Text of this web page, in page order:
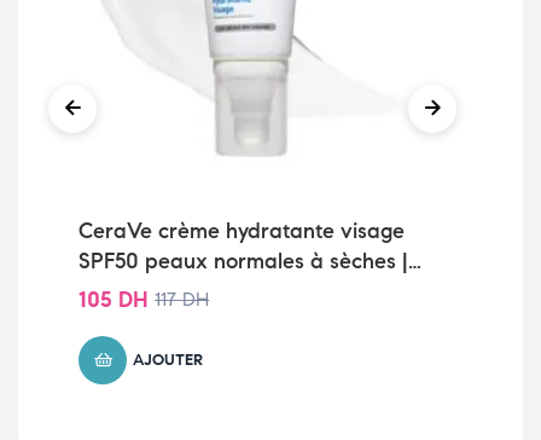
CeraVe crème hydratante visage
SPF50 peaux normales à sèches |
52ml
117DH
105 DH
AJOUTER